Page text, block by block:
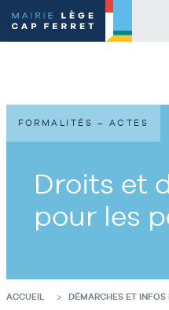
au
contenu
de
au
pied
de
Droits et
pour les
FORMALITÉS – ACTES
ACCUEIL DÉMARCHES ET INFOS